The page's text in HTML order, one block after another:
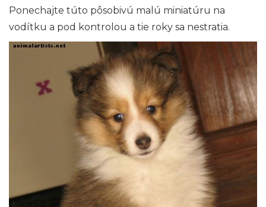
Ponechajte túto pôsobivú malú miniatúru na
vodítku a pod kontrolou a tie roky sa nestratia.